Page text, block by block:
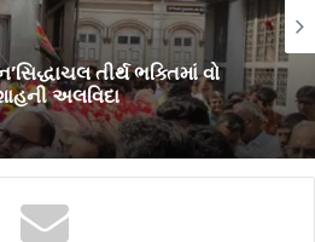
તીર્થ ભક્તિમાં વો
અલવિદા
ભવ્ય આયોજન,
આધ્યાત્મિક સંગીતનો